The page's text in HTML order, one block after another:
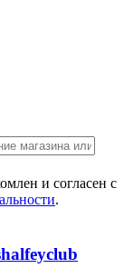
и согласен с
.